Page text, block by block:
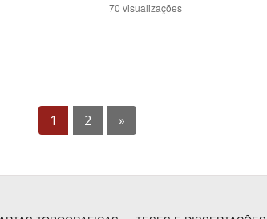
70 visualizações
1 2 »